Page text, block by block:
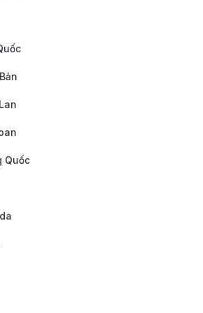
từ Hà Nội đi New
nhật
Nội New York một chiều từ
VND
Giá vé khứ hồi
Quốc